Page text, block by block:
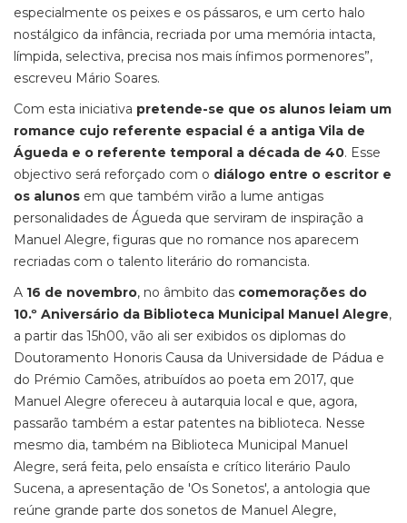
especialmente os peixes e os pássaros, e um certo halo
nostálgico da infância, recriada por uma memória intacta,
límpida, selectiva, precisa nos mais ínfimos pormenores”,
escreveu Mário Soares.
Com esta iniciativa pretende-se que os alunos leiam um
romance cujo referente espacial é a antiga Vila de
Águeda e o referente temporal a década de 40. Esse
objectivo será reforçado com o diálogo entre o escritor e
os alunos em que também virão a lume antigas
personalidades de Águeda que serviram de inspiração a
Manuel Alegre, figuras que no romance nos aparecem
recriadas com o talento literário do romancista.
A 16 de novembro, no âmbito das comemorações do
10.º Aniversário da Biblioteca Municipal Manuel Alegre,
a partir das 15h00, vão ali ser exibidos os diplomas do
Doutoramento Honoris Causa da Universidade de Pádua e
do Prémio Camões, atribuídos ao poeta em 2017, que
Manuel Alegre ofereceu à autarquia local e que, agora,
passarão também a estar patentes na biblioteca. Nesse
mesmo dia, também na Biblioteca Municipal Manuel
Alegre, será feita, pelo ensaísta e crítico literário Paulo
Sucena, a apresentação de 'Os Sonetos', a antologia que
reúne grande parte dos sonetos de Manuel Alegre,